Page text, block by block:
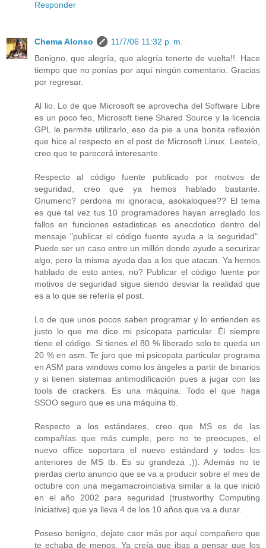
Responder
Chema Alonso
11/7/06 11:32 p. m.
Benigno, que alegría, que alegría tenerte de vuelta!!. Hace
tiempo que no ponías por aquí ningún comentario. Gracias
por regresar.
Al lio. Lo de que Microsoft se aprovecha del Software Libre
es un poco feo, Microsoft tiene Shared Source y la licencia
GPL le permite utilizarlo, eso da pie a una bonita reflexión
que hice al respecto en el post de Microsoft Linux. Leetelo,
creo que te parecerá interesante.
Respecto al código fuente publicado por motivos de
seguridad, creo que ya hemos hablado bastante.
Gnumeric? perdona mi ignoracia, asokaloquee?? El tema
es que tal vez tus 10 programadores hayan arreglado los
fallos en funciones estadisticas es anecdotico dentro del
mensaje "publicar el código fuente ayuda a la seguridad".
Puede ser un caso entre un millón donde ayude a securizar
algo, pero la misma ayuda das a los que atacan. Ya hemos
hablado de esto antes, no? Publicar el código fuente por
motivos de seguridad sigue siendo desviar la realidad que
es a lo que se refería el post.
Lo de que unos pocos saben programar y lo entienden es
justo lo que me dice mi psicopata particular. Él siempre
tiene el código. Si tienes el 80 % liberado solo te queda un
20 % en asm. Te juro que mi psicopata particular programa
en ASM para windows como los ángeles a partir de binarios
y si tienen sistemas antimodificación pues a jugar con las
tools de crackers. Es una máquina. Todo el que haga
SSOO seguro que es una máquina tb.
Respecto a los estándares, creo que MS es de las
compañías que más cumple, pero no te preocupes, el
nuevo office soportara el nuevo estándard y todos los
anteriores de MS tb. Es su grandeza ;)). Además no te
pierdas cierto anuncio que se va a producir sobre el mes de
octubre con una megamacroinciativa similar a la que inició
en el año 2002 para seguridad (trustworthy Computing
Iniciative) que ya lleva 4 de los 10 años que va a durar.
Poseso benigno, dejate caer más por aquí compañero que
te echaba de menos. Ya creía que ibas a pensar que los